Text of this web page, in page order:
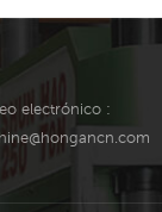
electrónico :